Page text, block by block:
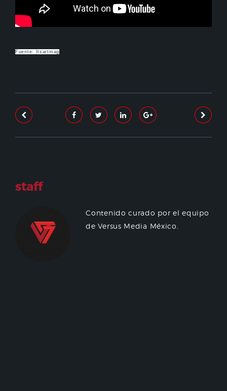
Fuente: Itsartmag
staff
Contenido curado por el equipo
de Versus Media México.